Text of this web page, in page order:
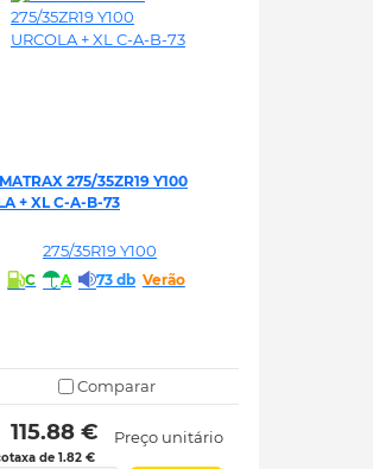
275/35ZR19 Y100
+ XL C-A-B-73
275/35R19 Y100
C A 73 db Verão
Comparar
115.88 €
de 1.82 €
Preço unitário